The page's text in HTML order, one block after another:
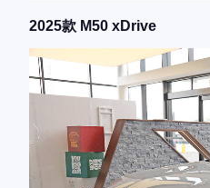
2025款 M50 xDrive